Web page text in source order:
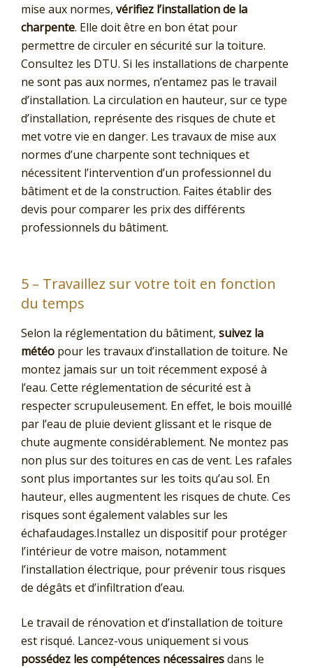
mise aux normes, vérifiez l’installation de la
charpente. Elle doit être en bon état pour
permettre de circuler en sécurité sur la toiture.
Consultez les DTU. Si les installations de charpente
ne sont pas aux normes, n’entamez pas le travail
d’installation. La circulation en hauteur, sur ce type
d’installation, représente des risques de chute et
met votre vie en danger. Les travaux de mise aux
normes d’une charpente sont techniques et
nécessitent l’intervention d’un professionnel du
bâtiment et de la construction. Faites établir des
devis pour comparer les prix des différents
professionnels du bâtiment.
5 – Travaillez sur votre toit en fonction
du temps
Selon la réglementation du bâtiment, suivez la
météo pour les travaux d’installation de toiture. Ne
montez jamais sur un toit récemment exposé à
l’eau. Cette réglementation de sécurité est à
respecter scrupuleusement. En effet, le bois mouillé
par l’eau de pluie devient glissant et le risque de
chute augmente considérablement. Ne montez pas
non plus sur des toitures en cas de vent. Les rafales
sont plus importantes sur les toits qu’au sol. En
hauteur, elles augmentent les risques de chute. Ces
risques sont également valables sur les
échafaudages.Installez un dispositif pour protéger
l’intérieur de votre maison, notamment
l’installation électrique, pour prévenir tous risques
de dégâts et d’infiltration d’eau.
Le travail de rénovation et d’installation de toiture
est risqué. Lancez-vous uniquement si vous
possédez les compétences nécessairesdans le